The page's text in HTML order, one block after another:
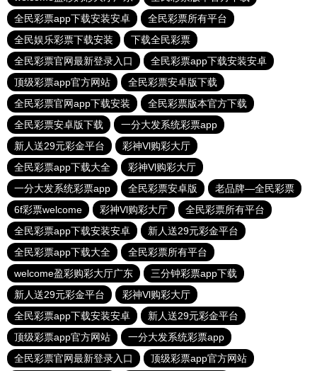
全民彩票app下载安装安卓
全民彩票所有平台
全民娱乐彩票下载安装
下载全民彩票
全民彩票官网最新登录入口
全民彩票app下载安装安卓
顶级彩票app官方网站
全民彩票安卓版下载
全民彩票官网app下载安装
全民彩票版本官方下载
全民彩票安卓版下载
一分大发系统彩票app
新人送29元彩金平台
彩神Vl购彩大厅
全民彩票app下载大全
彩神Vl购彩大厅
一分大发系统彩票app
全民彩票安卓版
老品牌—全民彩票
6f彩票welcome
彩神Vl购彩大厅
全民彩票所有平台
全民彩票app下载安装安卓
新人送29元彩金平台
全民彩票app下载大全
全民彩票所有平台
welcome盈彩购彩大厅广东
三分钟彩票app下载
新人送29元彩金平台
彩神Vl购彩大厅
全民彩票app下载安装安卓
新人送29元彩金平台
顶级彩票app官方网站
一分大发系统彩票app
全民彩票官网最新登录入口
顶级彩票app官方网站